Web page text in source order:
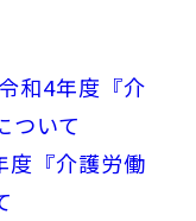
和4年度『介
ついて
度『介護労働